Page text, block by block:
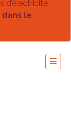
d’électricité
dans le